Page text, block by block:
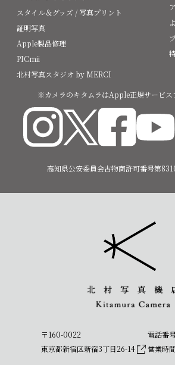
スタイル＆グッズ / 写真プリント
証明写真
Apple製品修理
PICmii
北村写真スタジオ by MERCI
※カメラのキタムラはApple正規サービス
高知県公安委員会古物商許可番号第
〒160-0022
東京都新宿区新宿3丁目26-14
電話番
営業時